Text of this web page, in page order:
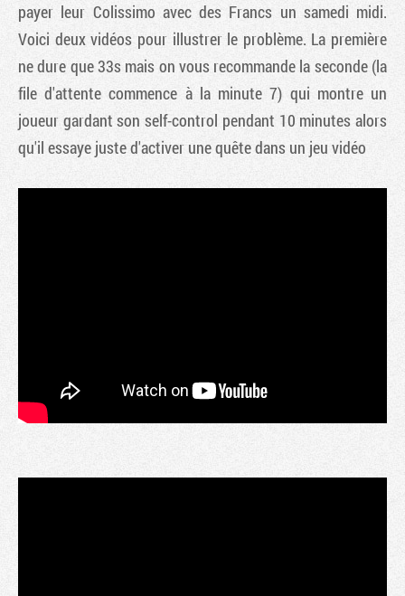
payer leur Colissimo avec des Francs un samedi midi.
Voici deux vidéos pour illustrer le problème. La première
ne dure que 33s mais on vous recommande la seconde (la
file d'attente commence à la minute 7) qui montre un
joueur gardant son self-control pendant 10 minutes alors
qu'il essaye juste d'activer une quête dans un jeu vidéo